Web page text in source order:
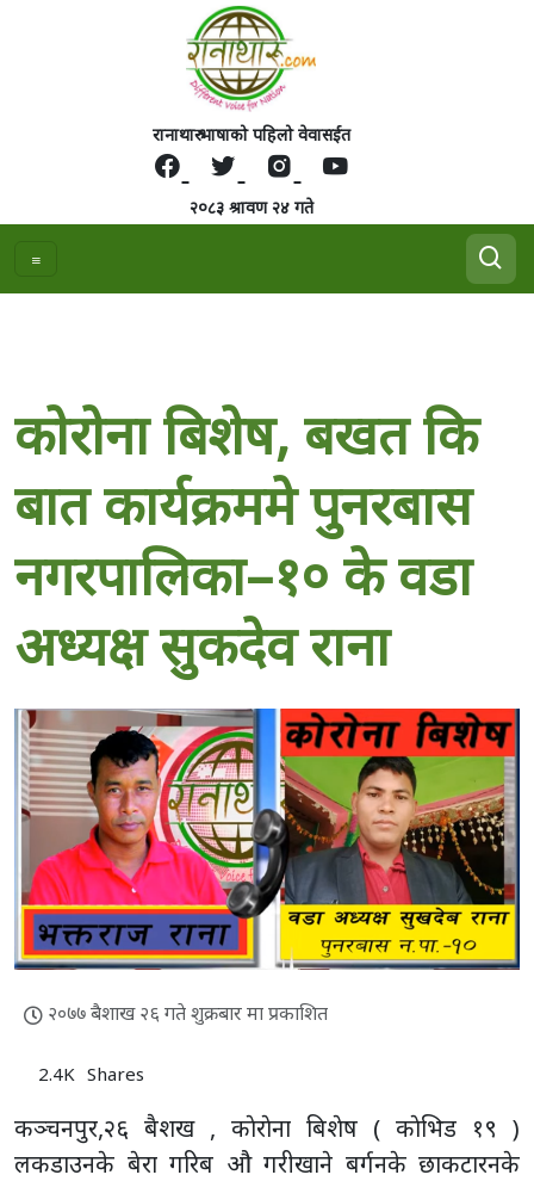
रानाथारु भाषाको पहिलो वेवासईत
२०८३ श्रावण २४ गते
काेराेना बिशेष, बखत कि
बात कार्यक्रममे पुनरबास
नगरपालिका–१० के वडा
अध्यक्ष सुकदेव राना
२०७७ बैशाख २६ गते शुक्रबार मा प्रकाशित
2.4K Shares
कञ्चनपुर,२६ बैशख , काेराेना बिशेष ( काेभिड १९ )
लकडाउनके बेरा गरिब औ गरीखाने बर्गनके छाकटारनके